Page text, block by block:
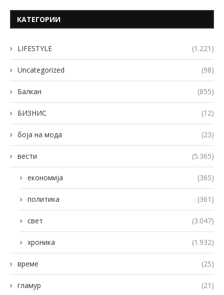
КАТЕГОРИИ
LIFESTYLE (1.221)
Uncategorized (98)
Балкан (855)
БИЗНИС (12)
боја на мода (23)
вести (5.365)
економија (365)
политика (361)
свет (3.047)
хроника (1.932)
време (25)
гламур (21)